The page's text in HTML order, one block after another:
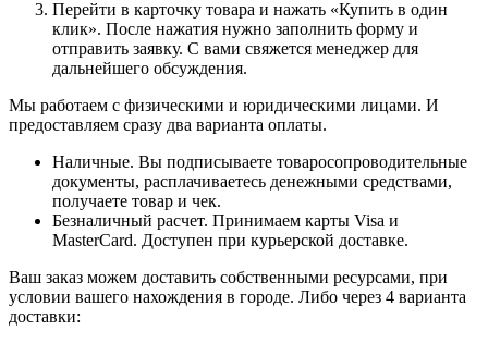
Перейти в карточку товара и нажать «Купить в один
клик». После нажатия нужно заполнить форму и
отправить заявку. С вами свяжется менеджер для
дальнейшего обсуждения.
Мы работаем с физическими и юридическими лицами. И
предоставляем сразу два варианта оплаты.
Наличные. Вы подписываете товаросопроводительные
документы, расплачиваетесь денежными средствами,
получаете товар и чек.
Безналичный расчет. Принимаем карты Visa и
MasterCard. Доступен при курьерской доставке.
Ваш заказ можем доставить собственными ресурсами, при
условии вашего нахождения в городе. Либо через 4 варианта
доставки: